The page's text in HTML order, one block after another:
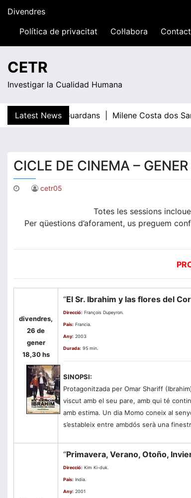
content
Divendres
04:53Política de privacitat Col·labora
CETR
Investigar la Cualidad Humana
Latest News
Teresa Guardans | Milene Costa dos
CICLE DE CINEMA –
cetr05
Totes les sessions
Per qüestions d’aforament, us preguem
divendres,
26 de
gener
18,30 hs
“El Sr. Ibrahim y las flores del
Direcció: François Dupeyron.
País: Francia.
Any: 2003
Durada: 95 min.
SINOPSI:
Protagonitzada per Omar Shariff
viscut amb el seu pare, amb qui té
amb estima. Un dia Momo coneix al
s’estableix entre ambdós serà una
“Primavera, Verano, Otoño,
Direcció: Kim Ki-duk.
País: India.
Any: 2001